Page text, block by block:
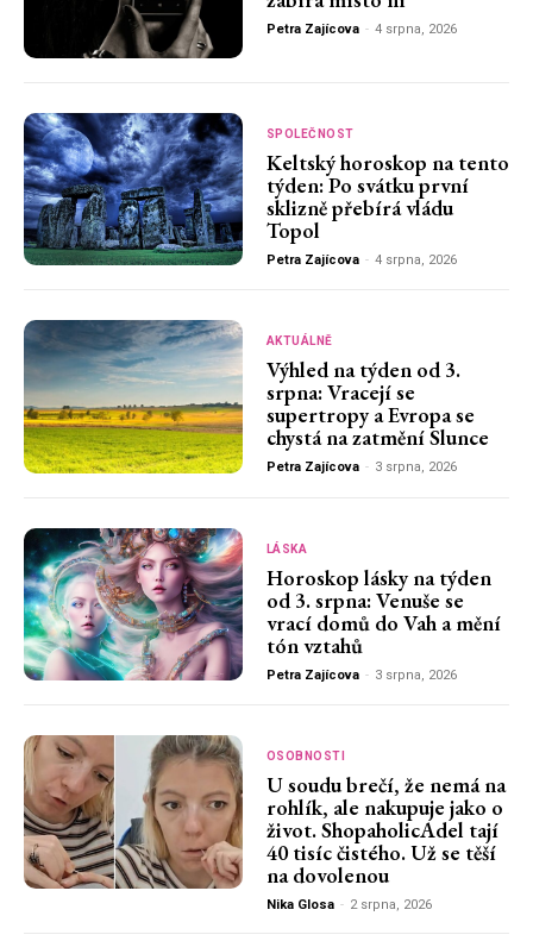
Petra Zajícova - 4 srpna, 2026
SPOLEČNOST
Keltský horoskop na tento
týden: Po svátku první
sklizně přebírá vládu
Topol
Petra Zajícova - 4 srpna, 2026
AKTUÁLNĚ
Výhled na týden od 3.
srpna: Vracejí se
supertropy a Evropa se
chystá na zatmění Slunce
Petra Zajícova - 3 srpna, 2026
LÁSKA
Horoskop lásky na týden
od 3. srpna: Venuše se
vrací domů do Vah a mění
tón vztahů
Petra Zajícova - 3 srpna, 2026
OSOBNOSTI
U soudu brečí, že nemá na
rohlík, ale nakupuje jako o
život. ShopaholicAdel tají
40 tisíc čistého. Už se těší
na dovolenou
Nika Glosa - 2 srpna, 2026